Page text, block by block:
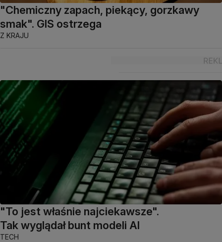
"Chemiczny zapach, piekący, gorzkawy
smak". GIS ostrzega
Z KRAJU
"To jest właśnie najciekawsze".
Tak wyglądał bunt modeli AI
TECH